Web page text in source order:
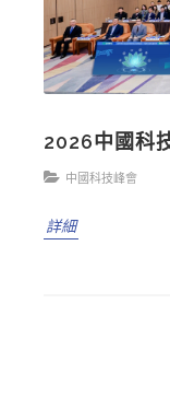
2026中國科
中國科技峰會
詳細